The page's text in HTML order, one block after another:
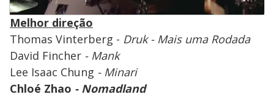
Melhor direção
Thomas Vinterberg - Druk - Mais uma Rodada
David Fincher - Mank
Lee Isaac Chung - Minari
Chloé Zhao - Nomadland